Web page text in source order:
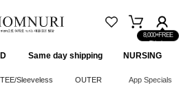
8,000+FREE
Shipping
Same day shipping NURSING
CLOTHES
TEE/Sleeveless OUTER App Specials